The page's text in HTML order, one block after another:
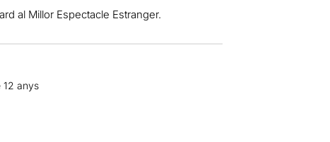
al Millor Espectacle Estranger.
12 anys